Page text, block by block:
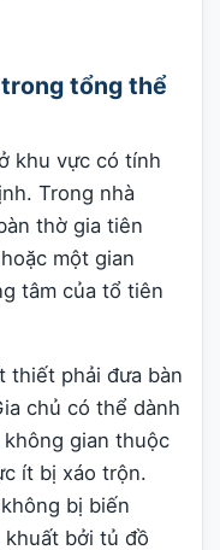
tổng thể
khu vực có tính
Trong nhà
thờ gia tiên
một gian
tâm của tổ tiên
thiết phải đưa bàn
chủ có thể dành
gian thuộc
ít bị xáo trộn.
bị biến
bởi tủ đồ